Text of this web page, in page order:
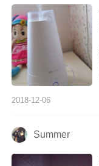
2018-12-06
Summer